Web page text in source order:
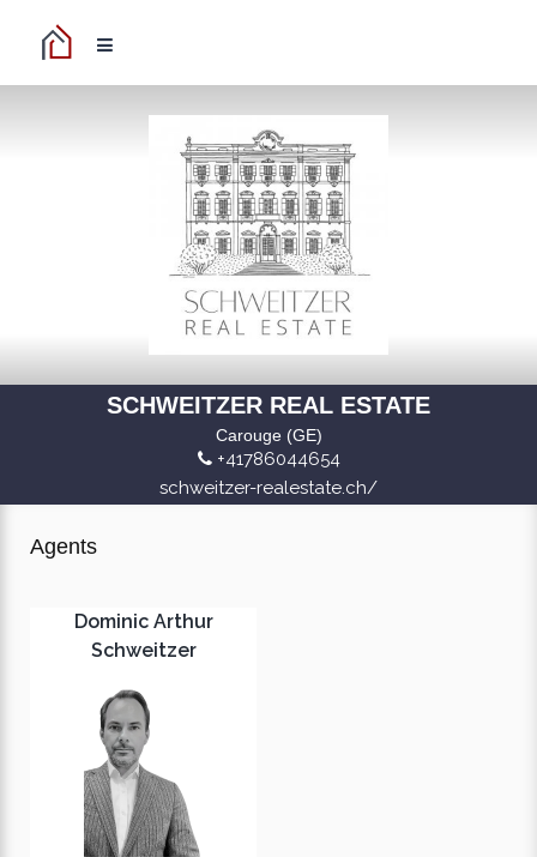
SCHWEITZER REAL ESTATE
Carouge (GE)
+41786044654
schweitzer-realestate.ch/
Agents
Dominic Arthur
Schweitzer